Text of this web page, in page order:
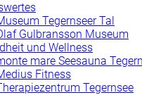
Tegernseer Tal
Gulbransson Museum
und Wellness
mare Seesauna
Fitness
Tegernsee